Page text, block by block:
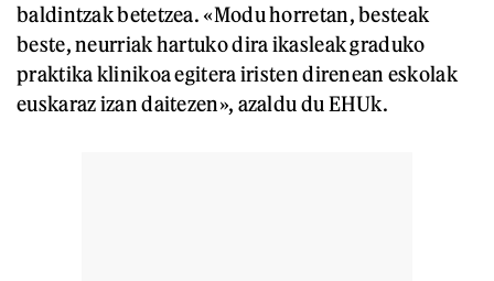
baldintzak betetzea. «Modu horretan, besteak
beste, neurriak hartuko dira ikasleak graduko
praktika klinikoa egitera iristen direnean eskolak
euskaraz izan daitezen», azaldu du EHUk.